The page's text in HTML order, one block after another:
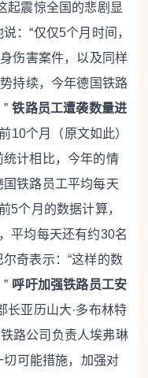
起震惊全国的悲剧显
：“仅仅5个月时间，
伤害案件，以及同样
持续，今年德国铁路
铁路员工遭袭数量进
10个月（原文如此）
计相比，今年的情
铁路员工平均每天
5个月的数据计算，
平均每天还有约30名
奇表示：“这样的数
呼吁加强铁路员工安
长亚历山大·多布林特
路公司负责人埃弗琳
切可能措施，加强对